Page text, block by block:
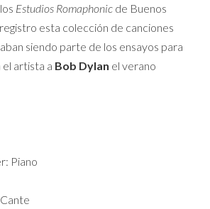
Estudios Romaphonic de Buenos
esta colección de canciones
siendo parte de los ensayos para
el artista a Bob Dylan el verano
Piano